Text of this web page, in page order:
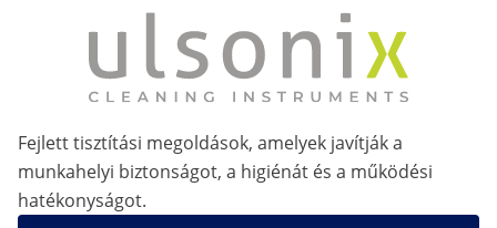
Fejlett tisztítási megoldások, amelyek javítják a
munkahelyi biztonságot, a higiénát és a működési
hatékonyságot.